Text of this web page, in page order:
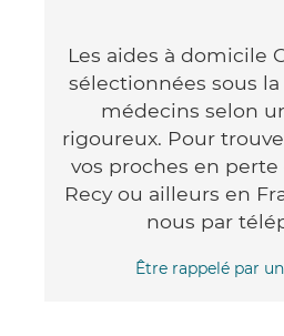
Les aides à domicile
sélectionnées sous
médecins selon
rigoureux. Pour
vos proches en
Recy ou ailleurs en
nous par
Être rappelé par